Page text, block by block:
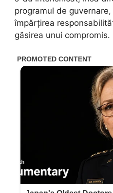
programul de
împărțirea
găsirea unui compromis.